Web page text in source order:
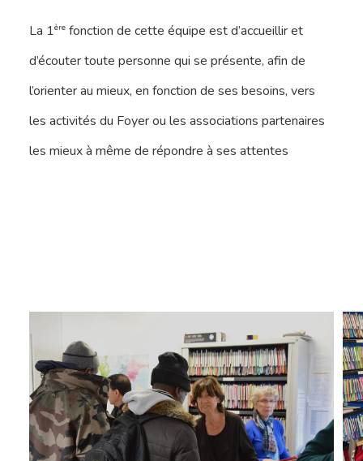
La 1èrefonction de cette équipe est d’accueillir et
d’écouter toute personne qui se présente, afin de
l’orienter au mieux, en fonction de ses besoins, vers
les activités du Foyer ou les associations partenaires
les mieux à même de répondre à ses attentes